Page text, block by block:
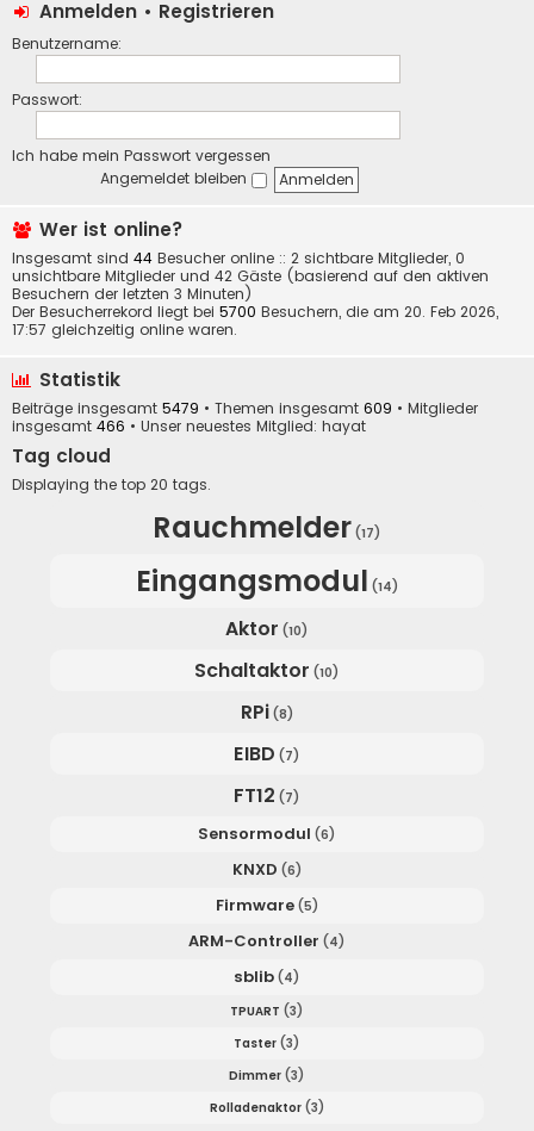
Anmelden • Registrieren
Benutzername:
Passwort:
Ich habe mein Passwort vergessen
Angemeldet bleiben
Wer ist online?
Insgesamt sind 44 Besucher online :: 2 sichtbare Mitglieder, 0
unsichtbare Mitglieder und 42 Gäste (basierend auf den aktiven
Besuchern der letzten 3 Minuten)
Der Besucherrekord liegt bei 5700 Besuchern, die am 20. Feb 2026,
17:57 gleichzeitig online waren.
Statistik
Beiträge insgesamt 5479 • Themen insgesamt 609 • Mitglieder
insgesamt 466 • Unser neuestes Mitglied: hayat
Tag cloud
Displaying the top 20 tags.
Rauchmelder (17)
Eingangsmodul (14)
Aktor (10)
Schaltaktor (10)
RPi (8)
EIBD (7)
FT12 (7)
Sensormodul (6)
KNXD (6)
Firmware (5)
ARM-Controller (4)
sblib (4)
TPUART (3)
Taster (3)
Dimmer (3)
Rolladenaktor (3)